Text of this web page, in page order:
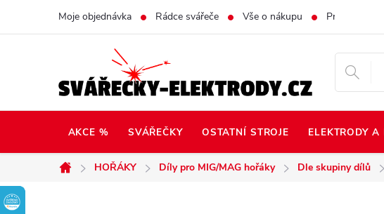
Moje objednávka Rádce svářeče Vše o nákupu Prodej na
AKCE % SVÁŘEČKY OSTATNÍ STROJE ELEKTRODY A
Domů
HOŘÁKY Díly pro MIG/MAG hořáky Dle skupiny dílů